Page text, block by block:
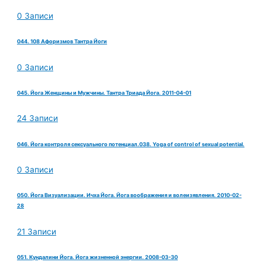
0 Записи
044. 108 Афоризмов Тантра Йоги
0 Записи
045. Йога Женщины и Мужчины. Тантра Триада Йога. 2011-04-01
24 Записи
046. Йога контроля сексуального потенциал.038. Yoga of control of sexual potential.
0 Записи
050. Йога Визуализации. Ичха Йога. Йога воображения и волеизявления. 2010-02-
28
21 Записи
051. Кундалини Йога. Йога жизненной энергии. 2008-03-30